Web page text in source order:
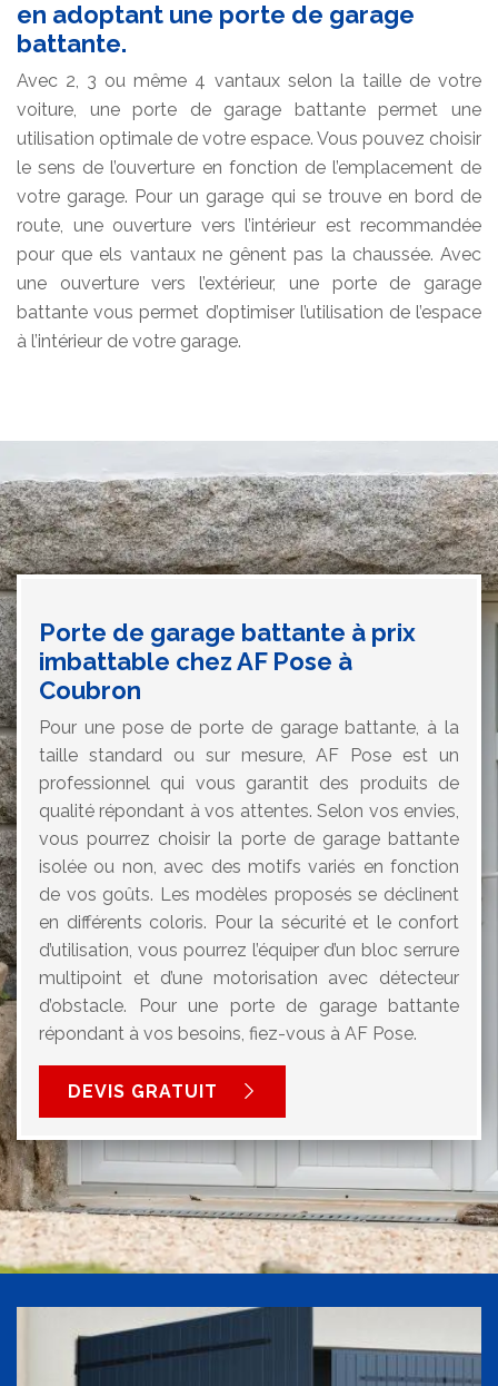
en adoptant une porte de garage
battante.
Avec 2, 3 ou même 4 vantaux selon la taille de votre
voiture, une porte de garage battante permet une
utilisation optimale de votre espace. Vous pouvez choisir
le sens de l’ouverture en fonction de l’emplacement de
votre garage. Pour un garage qui se trouve en bord de
route, une ouverture vers l’intérieur est recommandée
pour que els vantaux ne gênent pas la chaussée. Avec
une ouverture vers l’extérieur, une porte de garage
battante vous permet d’optimiser l’utilisation de l’espace
à l’intérieur de votre garage.
Porte de garage battante à prix
imbattable chez AF Pose à
Coubron
Pour une pose de porte de garage battante, à la
taille standard ou sur mesure, AF Pose est un
professionnel qui vous garantit des produits de
qualité répondant à vos attentes. Selon vos envies,
vous pourrez choisir la porte de garage battante
isolée ou non, avec des motifs variés en fonction
de vos goûts. Les modèles proposés se déclinent
en différents coloris. Pour la sécurité et le confort
d’utilisation, vous pourrez l’équiper d’un bloc serrure
multipoint et d’une motorisation avec détecteur
d’obstacle. Pour une porte de garage battante
répondant à vos besoins, fiez-vous à AF Pose.
DEVIS GRATUIT